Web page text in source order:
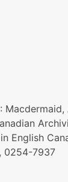
English
0254-7937